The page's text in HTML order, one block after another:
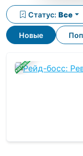
Новые
Статус: Все
ЗАВЕРШЕНА